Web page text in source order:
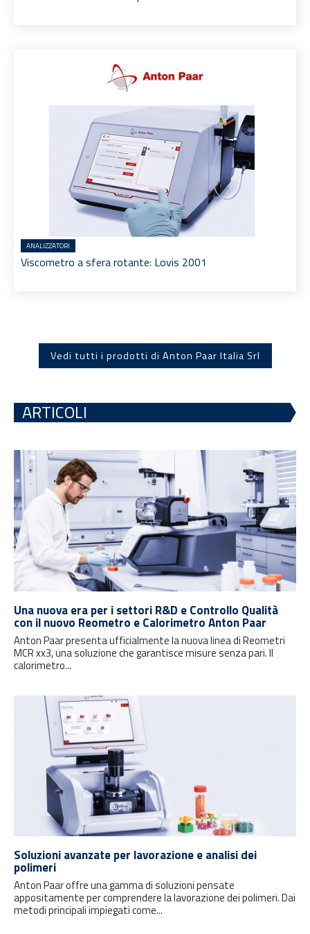
ANALIZZATORI
Viscometro a sfera rotante: Lovis 2001
Vedi tutti i prodotti di Anton Paar Italia Srl
ARTICOLI
Una nuova era per i settori R&D e Controllo Qualità
con il nuovo Reometro e Calorimetro Anton Paar
Anton Paar presenta ufficialmente la nuova linea di Reometri
MCR xx3, una soluzione che garantisce misure senza pari. Il
calorimetro...
Soluzioni avanzate per lavorazione e analisi dei
polimeri
Anton Paar offre una gamma di soluzioni pensate
appositamente per comprendere la lavorazione dei polimeri. Dai
metodi principali impiegati come...